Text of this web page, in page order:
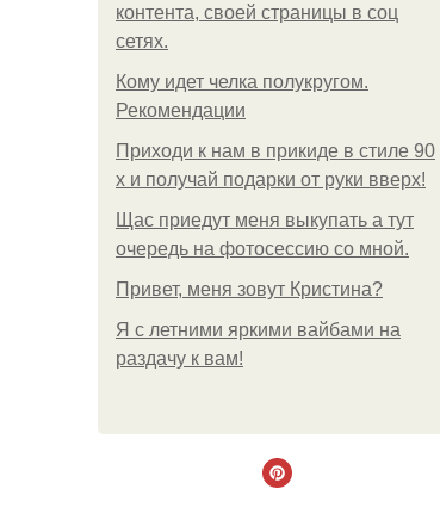
контента, своей страницы в соц
сетях.
Кому идет челка полукругом.
Рекомендации
Приходи к нам в прикиде в стиле 90
х и получай подарки от руки вверх!
Щас приедут меня выкупать а тут
очередь на фотосессию со мной.
Привет, меня зовут Кристина?
Я с летними яркими вайбами на
раздачу к вам!